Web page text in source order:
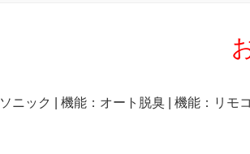
ニック | 機能：オート脱臭 | 機能：リモ